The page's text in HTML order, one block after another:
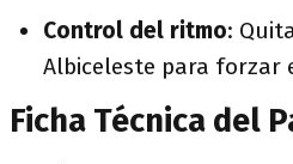
Control del ritmo:
Albiceleste para forzar
Ficha Técnica del